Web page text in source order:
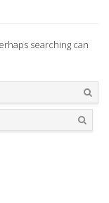
searching can